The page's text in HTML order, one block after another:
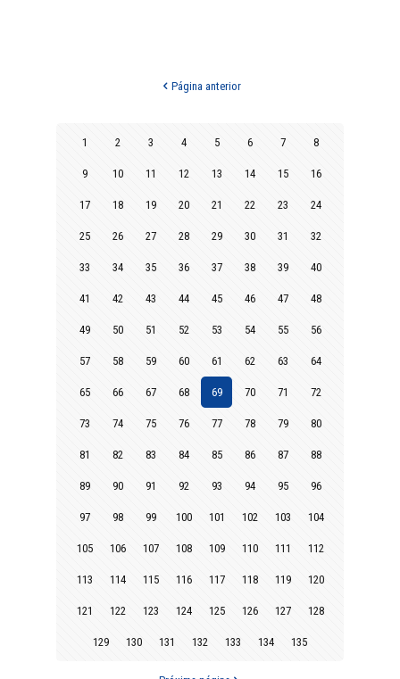
Página anterior
1 2 3 4 5 6 7 8
9 10 11 12 13 14 15 16
17 18 19 20 21 22 23 24
25 26 27 28 29 30 31 32
33 34 35 36 37 38 39 40
41 42 43 44 45 46 47 48
49 50 51 52 53 54 55 56
57 58 59 60 61 62 63 64
65 66 67 68 69 70 71 72
73 74 75 76 77 78 79 80
81 82 83 84 85 86 87 88
89 90 91 92 93 94 95 96
97 98 99 100 101 102 103 104
105 106 107 108 109 110 111 112
113 114 115 116 117 118 119 120
121 122 123 124 125 126 127 128
129 130 131 132 133 134 135